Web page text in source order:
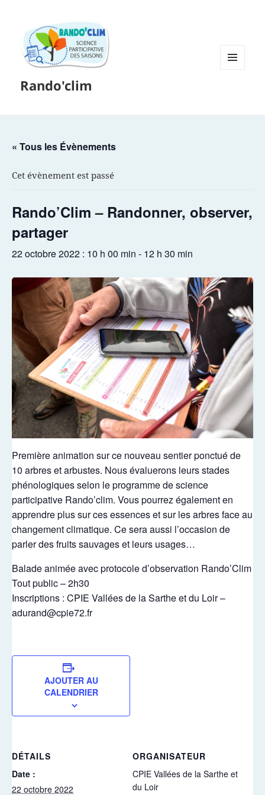
Rando'clim
« Tous les Évènements
Cet évènement est passé
Rando’Clim – Randonner, observer,
partager
22 octobre 2022 : 10 h 00 min - 12 h 30 min
Première animation sur ce nouveau sentier ponctué de
10 arbres et arbustes. Nous évaluerons leurs stades
phénologiques selon le programme de science
participative Rando’clim. Vous pourrez également en
apprendre plus sur ces essences et sur les arbres face au
changement climatique. Ce sera aussi l’occasion de
parler des fruits sauvages et leurs usages…
Balade animée avec protocole d’observation Rando’Clim
Tout public – 2h30
Inscriptions : CPIE Vallées de la Sarthe et du Loir –
adurand@cpie72.fr
AJOUTER AU
CALENDRIER
DÉTAILS
Date :
22 octobre 2022
ORGANISATEUR
CPIE Vallées de la Sarthe et
du Loir